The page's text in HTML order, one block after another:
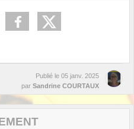
Publié le 05 janv. 2025
par Sandrine COURTAUX